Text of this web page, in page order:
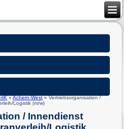
»Achern-West »Vertriebsorganisation /
Logistik (m/w)
/ Innendienst